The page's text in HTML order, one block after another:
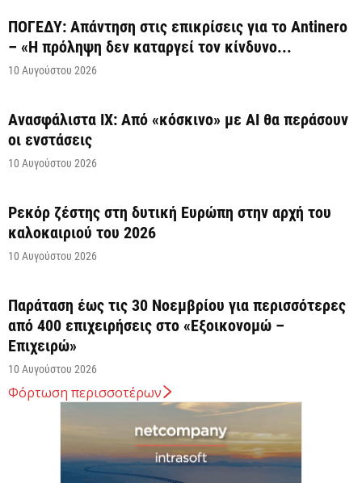
ΠΟΓΕΔΥ: Απάντηση στις επικρίσεις για το Antinero
– «Η πρόληψη δεν καταργεί τον κίνδυνο...
10 Αυγούστου 2026
Ανασφάλιστα ΙΧ: Από «κόσκινο» με AI θα περάσουν
οι ενστάσεις
10 Αυγούστου 2026
Ρεκόρ ζέστης στη δυτική Ευρώπη στην αρχή του
καλοκαιριού του 2026
10 Αυγούστου 2026
Παράταση έως τις 30 Νοεμβρίου για περισσότερες
από 400 επιχειρήσεις στο «Εξοικονομώ –
Επιχειρώ»
10 Αυγούστου 2026
Ποιες περιοχές τίθενται σε κατάσταση
κινητοποίησης Red Code – Τι προβλέπει ο Χάρτης
10 Αυγούστου 2026
Φόρτωση περισσοτέρων